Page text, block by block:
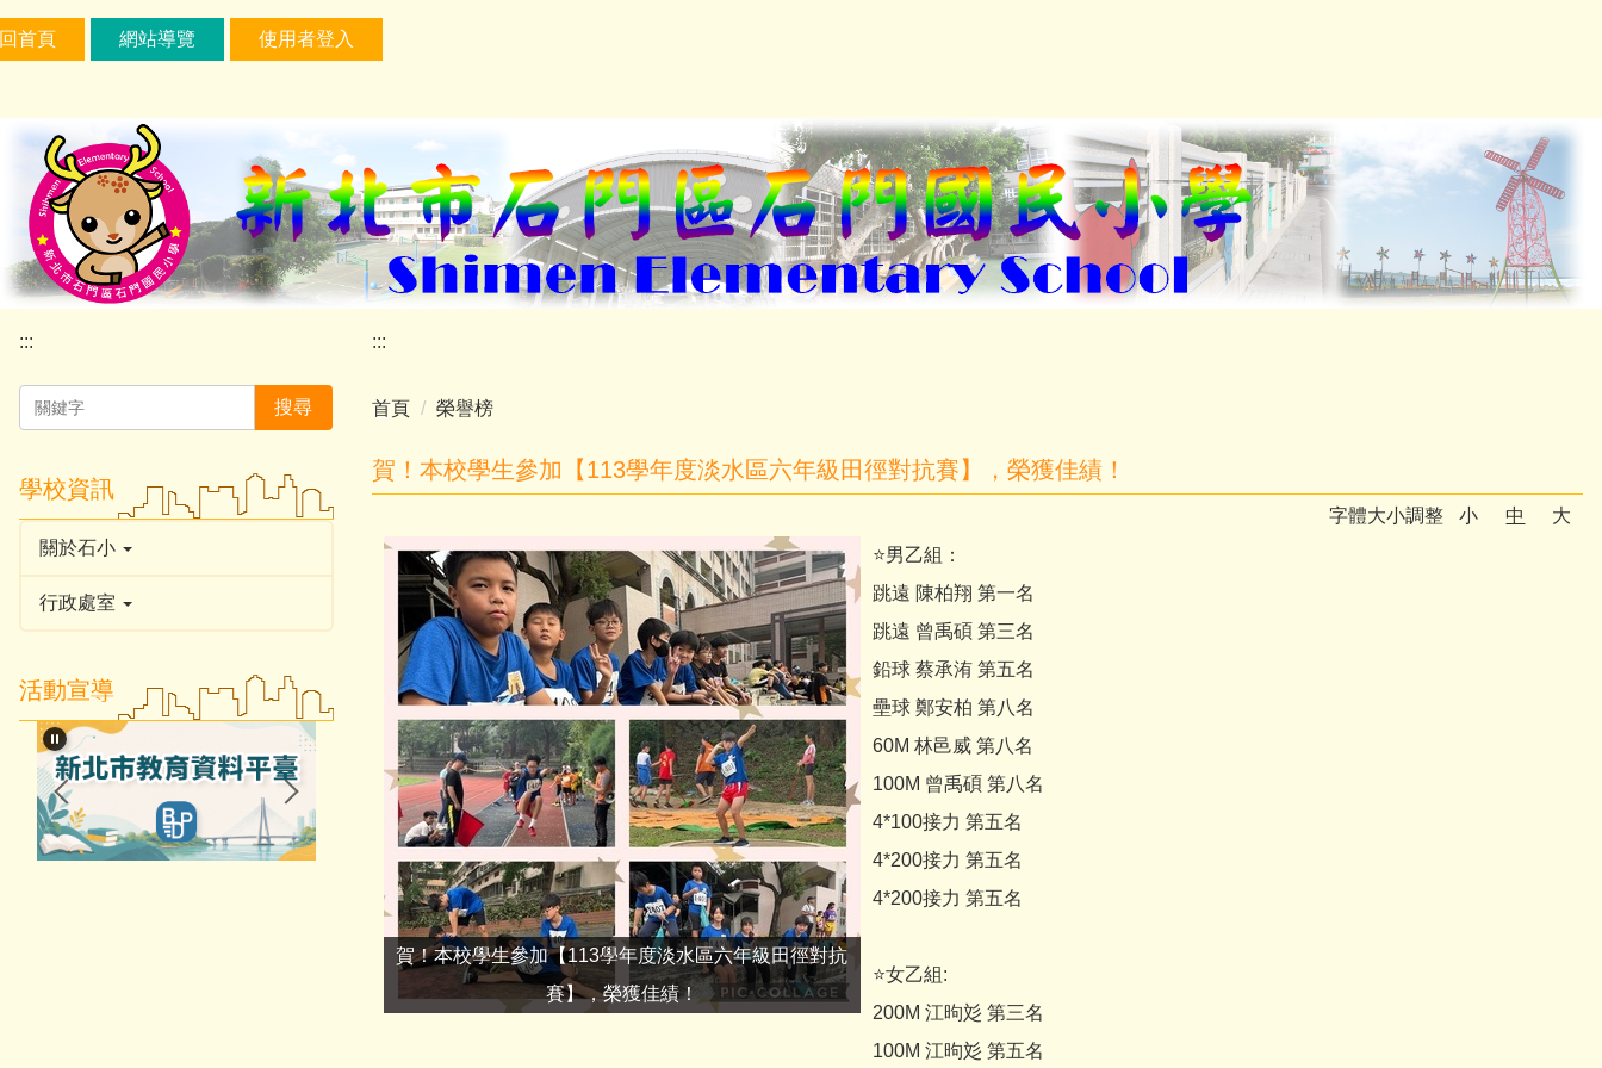
跳
到
內
塊
:::
回首頁 網站導覽 使用者登入
:::
搜尋
學校資訊
關於石小
行政處室
活動宣導
:::
首頁 榮譽榜
賀！本校學生參加【113學年度淡水區六年級田徑對抗賽】，榮獲佳績！
字體大小調整 小 中 大
賀！本校學生參加【113學年度淡水區六年級田徑對抗
賽】，榮獲佳績！
⭐️男乙組：
跳遠 陳柏翔 第一名
跳遠 曾禹碩 第三名
鉛球 蔡承洧 第五名
壘球 鄭安柏 第八名
60M 林邑威 第八名
100M 曾禹碩 第八名
4*100接力 第五名
4*200接力 第五名
4*200接力 第五名
⭐️女乙組:
200M 江昫彣 第三名
100M 江昫彣 第五名